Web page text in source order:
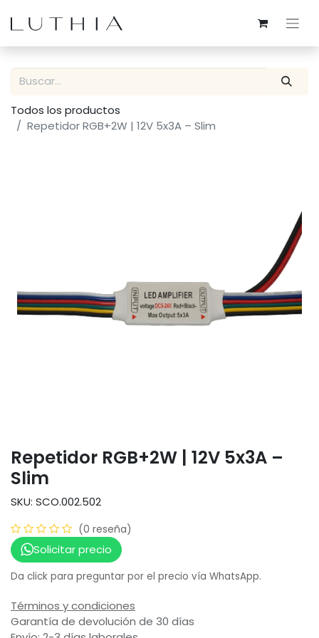
Todos los productos
Repetidor RGB+2W | 12V 5x3A – Slim
Repetidor RGB+2W | 12V 5x3A –
Slim
SKU: SCO.002.502
(0 reseña)
Solicitar precio
Da click para preguntar por el precio vía WhatsApp.
Términos y condiciones
Garantía de devolución de 30 días